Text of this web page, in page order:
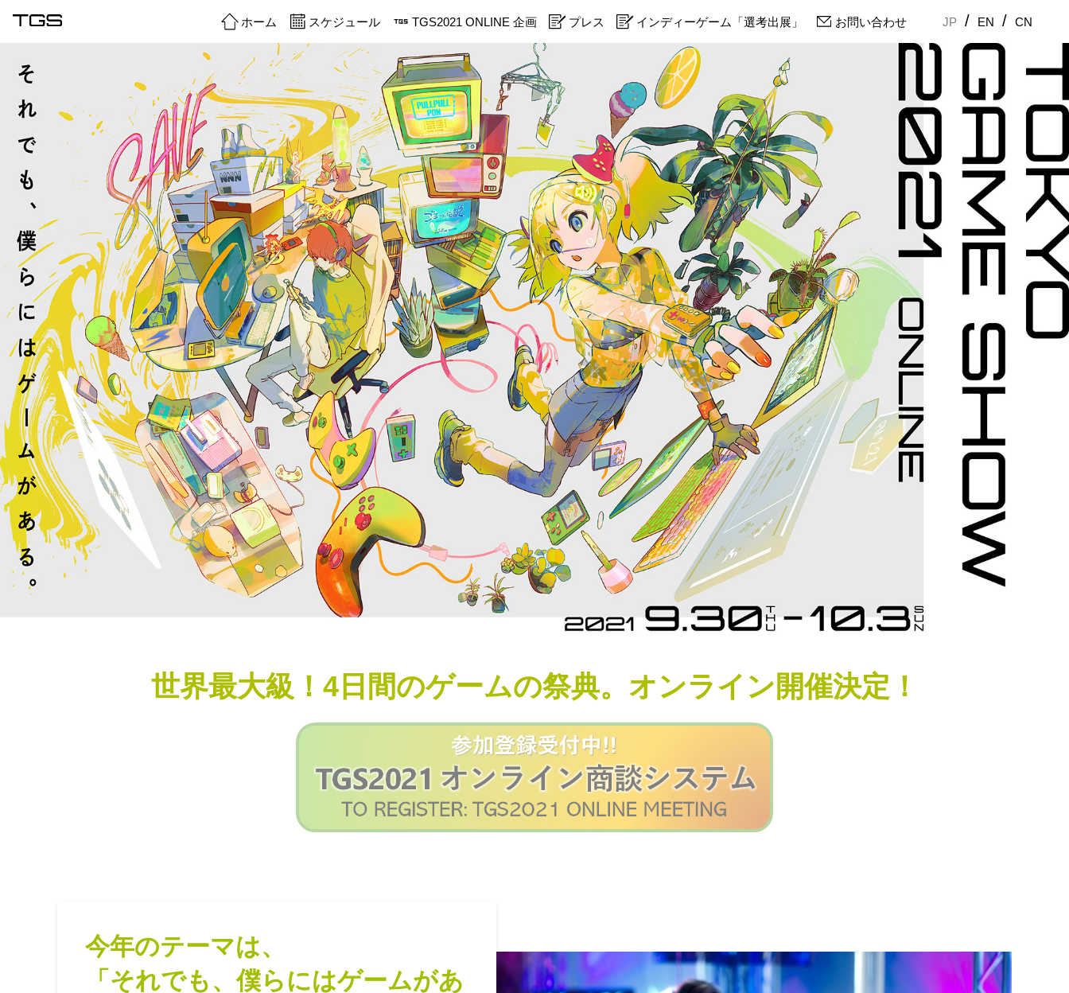
ホーム スケジュール TGS2021 ONLINE 企画 プレス インディーゲーム「選考出展」 お問い合わせ JP / EN / CN
世界最大級！4日間のゲームの祭典。 オンライン開催決定 ！
今年のテーマは、
「それでも、僕らにはゲームがあ